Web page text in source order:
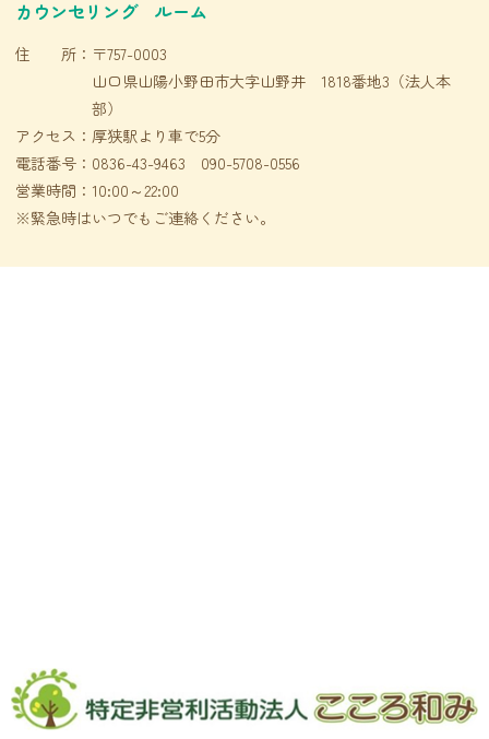
カウンセリング ルーム
住 所： 〒757-0003
山口県山陽小野田市大字山野井 1818番地3（法人本
部）
アクセス： 厚狭駅より車で5分
電話番号： 0836-43-9463 090-5708-0556
営業時間： 10:00～22:00
※緊急時はいつでもご連絡ください。